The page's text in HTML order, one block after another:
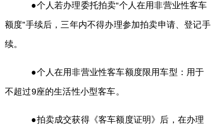
●个人若办理委托拍卖“个人在用非营业性客车
额度”手续后，三年内不得办理参加拍卖申请、登记手
续。
●个人在用非营业性客车额度限用车型：用于
不超过9座的生活性小型客车。
●拍卖成交获得《客车额度证明》后，在办理